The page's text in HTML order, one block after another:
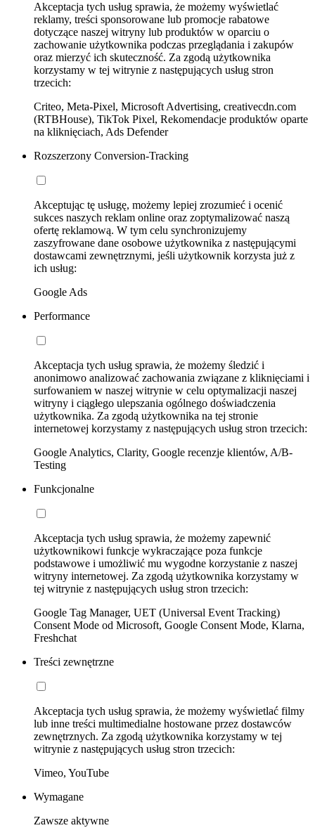
Akceptacja tych usług sprawia, że możemy wyświetlać
reklamy, treści sponsorowane lub promocje rabatowe
dotyczące naszej witryny lub produktów w oparciu o
zachowanie użytkownika podczas przeglądania i zakupów
oraz mierzyć ich skuteczność. Za zgodą użytkownika
korzystamy w tej witrynie z następujących usług stron
trzecich:
Criteo, Meta-Pixel, Microsoft Advertising, creativecdn.com
(RTBHouse), TikTok Pixel, Rekomendacje produktów oparte
na kliknięciach, Ads Defender
Rozszerzony Conversion-Tracking
Akceptując tę usługę, możemy lepiej zrozumieć i ocenić
sukces naszych reklam online oraz zoptymalizować naszą
ofertę reklamową. W tym celu synchronizujemy
zaszyfrowane dane osobowe użytkownika z następującymi
dostawcami zewnętrznymi, jeśli użytkownik korzysta już z
ich usług:
Google Ads
Performance
Akceptacja tych usług sprawia, że możemy śledzić i
anonimowo analizować zachowania związane z kliknięciami i
surfowaniem w naszej witrynie w celu optymalizacji naszej
witryny i ciągłego ulepszania ogólnego doświadczenia
użytkownika. Za zgodą użytkownika na tej stronie
internetowej korzystamy z następujących usług stron trzecich:
Google Analytics, Clarity, Google recenzje klientów, A/B-
Testing
Funkcjonalne
Akceptacja tych usług sprawia, że możemy zapewnić
użytkownikowi funkcje wykraczające poza funkcje
podstawowe i umożliwić mu wygodne korzystanie z naszej
witryny internetowej. Za zgodą użytkownika korzystamy w
tej witrynie z następujących usług stron trzecich:
Google Tag Manager, UET (Universal Event Tracking)
Consent Mode od Microsoft, Google Consent Mode, Klarna,
Freshchat
Treści zewnętrzne
Akceptacja tych usług sprawia, że możemy wyświetlać filmy
lub inne treści multimedialne hostowane przez dostawców
zewnętrznych. Za zgodą użytkownika korzystamy w tej
witrynie z następujących usług stron trzecich:
Vimeo, YouTube
Wymagane
Zawsze aktywne